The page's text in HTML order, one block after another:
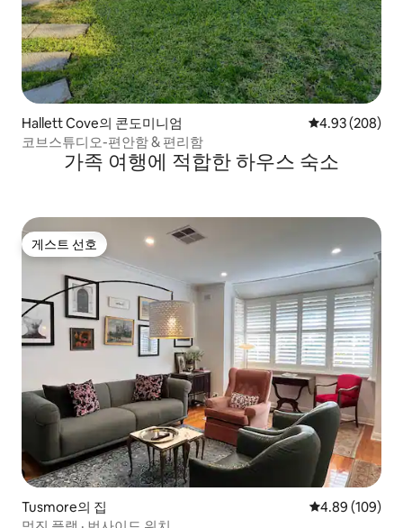
Hallett Cove의 콘도미니엄 평점 4.93점(5
4.93 (208)
코브스튜디오-편안함 & 편리함
가족 여행에 적합한 하우스 숙소
게스트 선호
게스트 선호
Tusmore의 집 평점 4.89점(5
4.89 (109)